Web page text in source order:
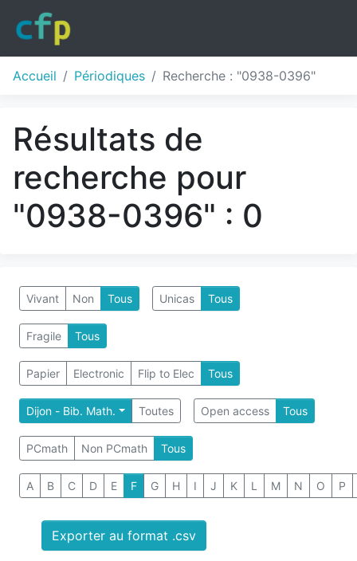
Accueil Périodiques Recherche : "0938-0396"
Résultats de
recherche pour
"0938-0396" : 0
Vivant Non Tous Unicas Tous
Fragile Tous
Papier Electronic Flip to Elec Tous
Dijon - Bib. Math. Toutes Open access Tous
PCmath Non PCmath Tous
A B C D E F G H I J K L M N O P
Exporter au format .csv